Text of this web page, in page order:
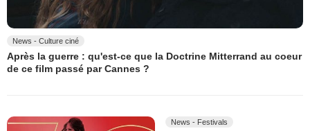
News - Culture ciné
Après la guerre : qu'est-ce que la Doctrine Mitterrand au coeur
de ce film passé par Cannes ?
News - Festivals